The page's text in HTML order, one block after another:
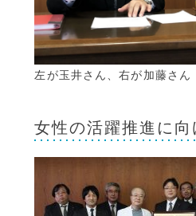
左が玉井さん、右が加藤さん
女性の活躍推進に向